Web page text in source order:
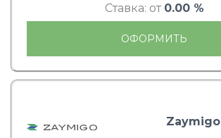
Ставка: от 0.00 %
ОФОРМИТЬ
Zaymigo